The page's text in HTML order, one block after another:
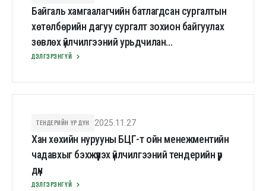
Байгаль хамгаалагчийн батлагдсан сургалтын
хөтөлбөрийн дагуу сургалт зохион байгуулах
зөвлөх үйлчилгээний урьдчилан
шалгаруулалтын дүн
ДЭЛГЭРЭНГҮЙ
ТЕНДЕРИЙН ҮР ДҮН 2025.11.27
Хан хөхийн нурууны БЦГ-т ойн менежментийн
чадавхыг бэхжүүлэх үйлчилгээний тендерийн үр
дүн
ДЭЛГЭРЭНГҮЙ